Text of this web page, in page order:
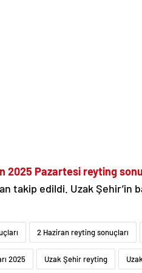
2025 Pazartesi reyting
takip edildi. Uzak Şehir’in
2 Haziran reyting sonuçları
2025 Uzak Şehir reyting